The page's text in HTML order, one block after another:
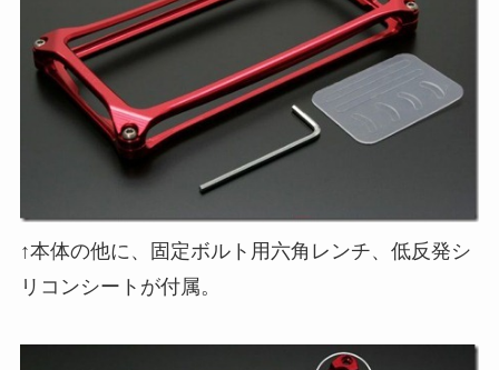
↑本体の他に、固定ボルト用六角レンチ、低反発シ
リコンシートが付属。